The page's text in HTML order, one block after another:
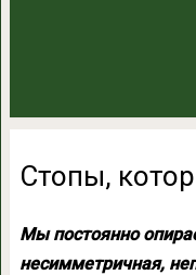
Стопы,
Мы постоянно
несимметричная,